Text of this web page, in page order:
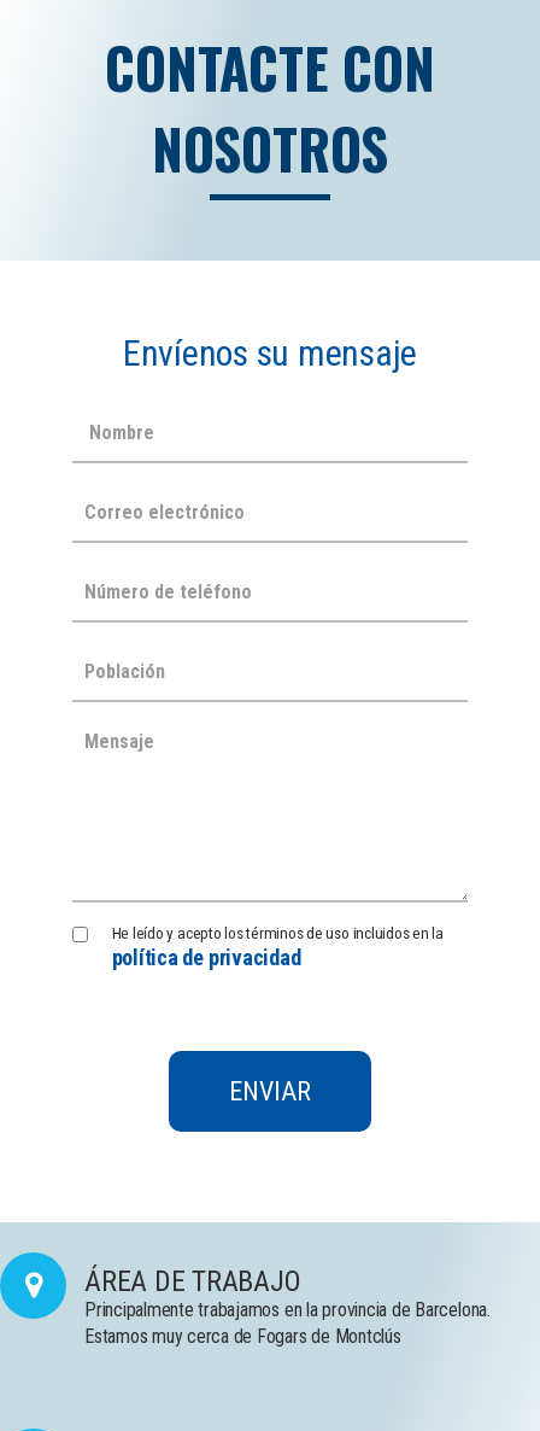
CONTACTE CON
NOSOTROS
Envíenos su mensaje
PolíticaHe leído y acepto los términos de uso incluidos en la
política de privacidad
ÁREA DE TRABAJO
Principalmente trabajamos en la provincia de Barcelona.
Estamos muy cerca de Fogars de Montclús